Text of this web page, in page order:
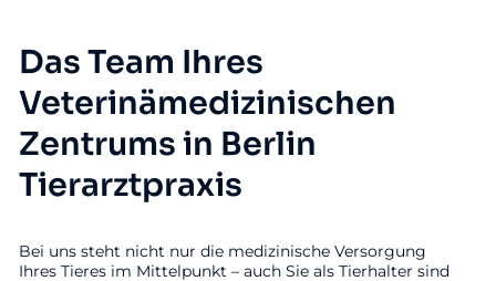
Das Team Ihres
Veterinämedizinischen
Zentrums in Berlin
Tierarztpraxis
Bei uns steht nicht nur die medizinische Versorgung
Ihres Tieres im Mittelpunkt – auch Sie als Tierhalter sind